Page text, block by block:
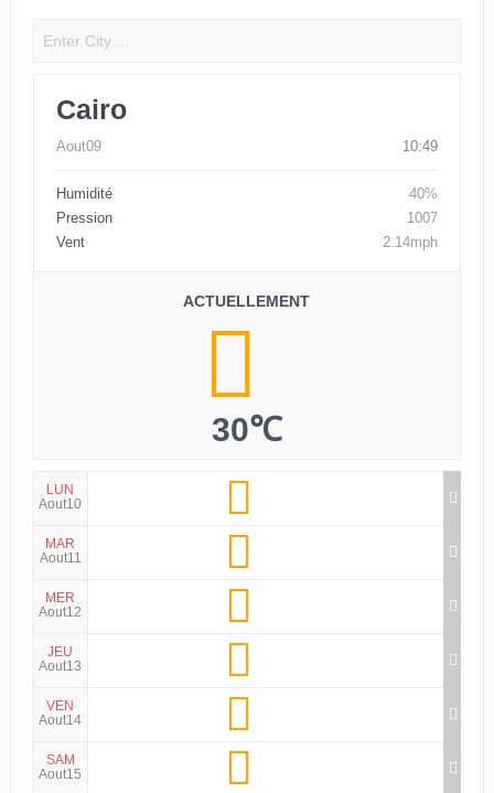
Cairo
Aout09 10:49
Humidité
40%
Pression
1007
Vent
2.14mph
ACTUELLEMENT
30℃
LUN
Aout10
MAR
Aout11
MER
Aout12
JEU
Aout13
VEN
Aout14
SAM
Aout15